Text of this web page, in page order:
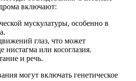
включают:
мускулатуры, особенно в
глаз, что может
нистагма или косоглазия.
и речь.
могут включать генетическое